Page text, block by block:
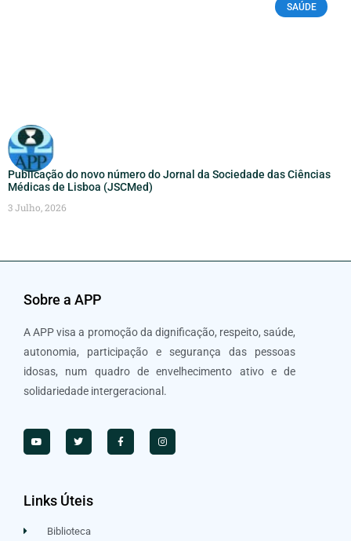
SAÚDE
Publicação do novo número do Jornal da Sociedade das Ciências
Médicas de Lisboa (JSCMed)
3 Julho, 2026
Sobre a APP
A APP visa a promoção da dignificação, respeito, saúde,
autonomia, participação e segurança das pessoas
idosas, num quadro de envelhecimento ativo e de
solidariedade intergeracional.
Links Úteis
Biblioteca